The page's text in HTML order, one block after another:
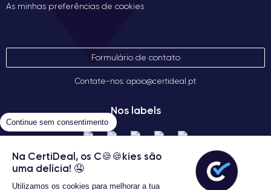
As minhas preferências de cookies
Formulário de contato
Contate-nos: apoio@certideal.pt
Nos labels
Continue sem consentimento
Na CertiDeal, os C🍪🍪kies são
uma delícia! 🤤
Utilizamos os cookies para melhorar a tua